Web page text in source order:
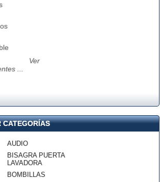
Ver
...
CATEGORÍAS
AUDIO
BISAGRA PUERTA
LAVADORA
BOMBILLAS